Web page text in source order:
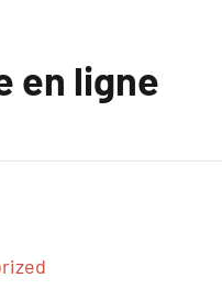
en ligne